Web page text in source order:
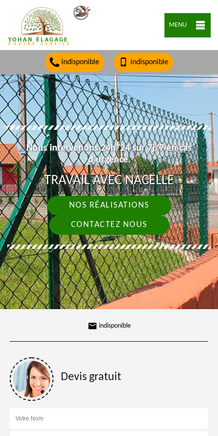
MENU
indisponible indisponible
Nous intervenons 24h/24 sur 7j/7 en cas
d'urgence.
TRAVAIL AVEC NACELLE
NOS RÉALISATIONS
CONTACTEZ NOUS
indisponible
Devis gratuit